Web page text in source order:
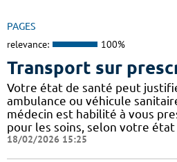
PAGES
relevance: 100%
Transport sur
Votre état de santé peut
ambulance ou véhicule
médecin est habilité à vous
pour les soins, selon votre
18/02/2026 15:25